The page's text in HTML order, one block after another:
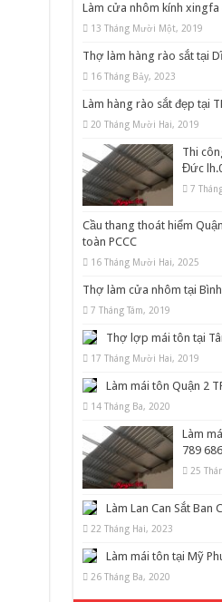
Làm cửa nhôm kính xingfa
13 Tháng Mười Một, 2019
Thợ làm hàng rào sắt tại
16 Tháng Bảy, 2023
Làm hàng rào sắt đẹp tại
20 Tháng Mười Hai, 2019
Thi
Đức
7
Cầu thang thoát hiểm
toàn PCCC
16 Tháng Mười Hai, 2025
Thợ làm cửa nhôm tại
7 Tháng Tám, 2019
Thợ lợp mái tôn tại
17 Tháng Mười Hai, 2019
Làm mái tôn Quận 2
14 Tháng Ba, 2020
Làm
789 686
25
Làm Lan Can Sắt Ban
22 Tháng Hai, 2023
Làm mái tôn tại Mỹ
26 Tháng Ba, 2020